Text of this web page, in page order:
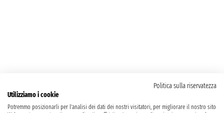
Politica sulla riservatezza
Utilizziamo i cookie
Potremmo posizionarli per l'analisi dei dati dei nostri visitatori, per migliorare il nostro sito